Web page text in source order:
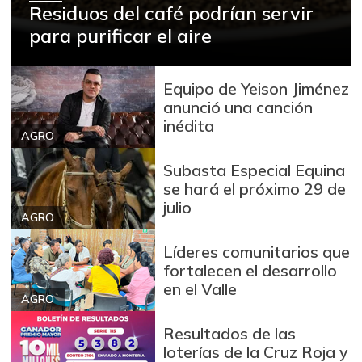
Avena molida
07/25/2026
$ 13.148,00
Azúcar
07/25/2026 +0,07%
Azúcar refinada
07/25/2026
Bagre rayado
entero fresco
05/16/2015
$ 10.500,00
Banano Urabá
07/25/2026
$ 2.140,00
+3,88%
Banano criollo
07/25/2026 +5,05%
Residuos del café podrían servir
para purificar el aire
AGRO
Equipo de Yeison Jiménez
anunció una canción
inédita
AGRO
Subasta Especial Equina
se hará el próximo 29 de
julio
AGRO
Líderes comunitarios que
fortalecen el desarrollo
en el Valle
Resultados de las
loterías de la Cruz Roja y